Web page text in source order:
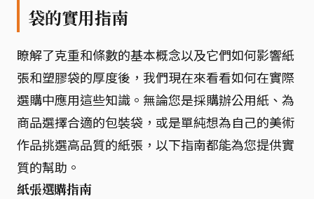
袋的實用指南
瞭解了克重和條數的基本概念以及它們如何影響紙
張和塑膠袋的厚度後，我們現在來看看如何在實際
選購中應用這些知識。無論您是採購辦公用紙、為
商品選擇合適的包裝袋，或是單純想為自己的美術
作品挑選高品質的紙張，以下指南都能為您提供實
質的幫助。
紙張選購指南